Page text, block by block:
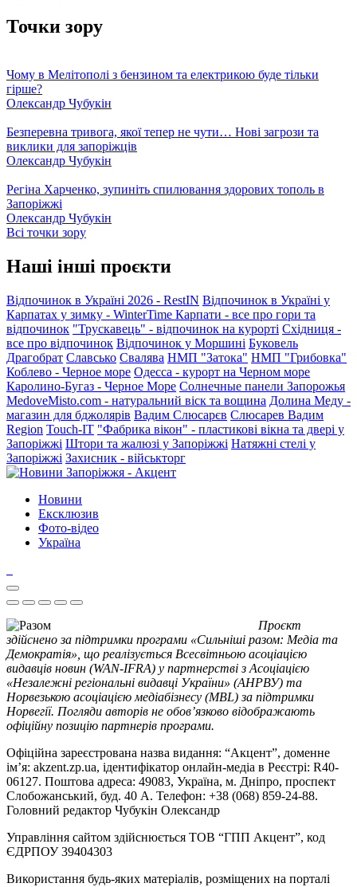
Точки зору
Чому в Мелітополі з бензином та електрикою буде тільки
гірше?
Олександр Чубукін
Безперевна тривога, якої тепер не чути… Нові загрози та
виклики для запоріжців
Олександр Чубукін
Регіна Харченко, зупиніть спилювання здорових тополь в
Запоріжжі
Олександр Чубукін
Всі точки зору
Наші інші проєкти
Відпочинок в Україні 2026 - RestIN Відпочинок в Україні у
Карпатах у зимку - WinterTime Карпати - все про гори та
відпочинок "Трускавець" - відпочинок на курорті Східниця -
все про відпочинок Відпочинок у Моршині Буковель
Драгобрат Славсько Свалява НМП "Затока" НМП "Грибовка"
Коблево - Черное море Одесса - курорт на Черном море
Каролино-Бугаз - Черное Море Солнечные панели Запорожья
MedoveMisto.com - натуральний віск та вощина Долина Меду -
магазин для бджолярів Вадим Слюсарєв Слюсарев Вадим
Region Touch-IT "Фабрика вікон" - пластикові вікна та двері у
Запоріжжі Штори та жалюзі у Запоріжжі Натяжні стелі у
Запоріжжі Захисник - військторг
Новини
Ексклюзив
Фото-відео
Україна
Проєкт
здійснено за підтримки програми «Сильніші разом: Медіа та
Демократія», що реалізується Всесвітньою асоціацією
видавців новин (WAN-IFRA) у партнерстві з Асоціацією
«Незалежні регіональні видавці України» (АНРВУ) та
Норвезькою асоціацією медіабізнесу (MBL) за підтримки
Норвегії. Погляди авторів не обов’язково відображають
офіційну позицію партнерів програми.
Офіційна зареєстрована назва видання: “Акцент”, доменне
ім’я: akzent.zp.ua, ідентифікатор онлайн-медіа в Реєстрі: R40-
06127. Поштова адреса: 49083, Україна, м. Дніпро, проспект
Слобожанський, буд. 40 А. Телефон: +38 (068) 859-24-88.
Головний редактор Чубукін Олександр
Управління сайтом здійснюється ТОВ “ГПП Акцент”, код
ЄДРПОУ 39404303
Використання будь-яких матеріалів, розміщених на порталі